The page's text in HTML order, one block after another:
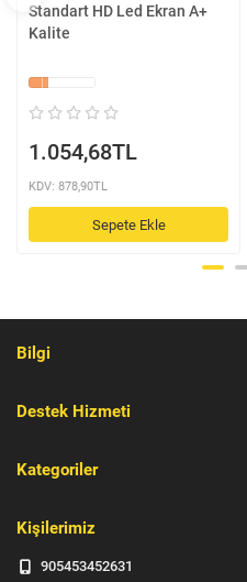
Standart HD Led Ekran A+
Kalite
1.054,68TL
KDV: 878,90TL
Sepete Ekle
Bilgi
Destek Hizmeti
Kategoriler
Kişilerimiz
905453452631